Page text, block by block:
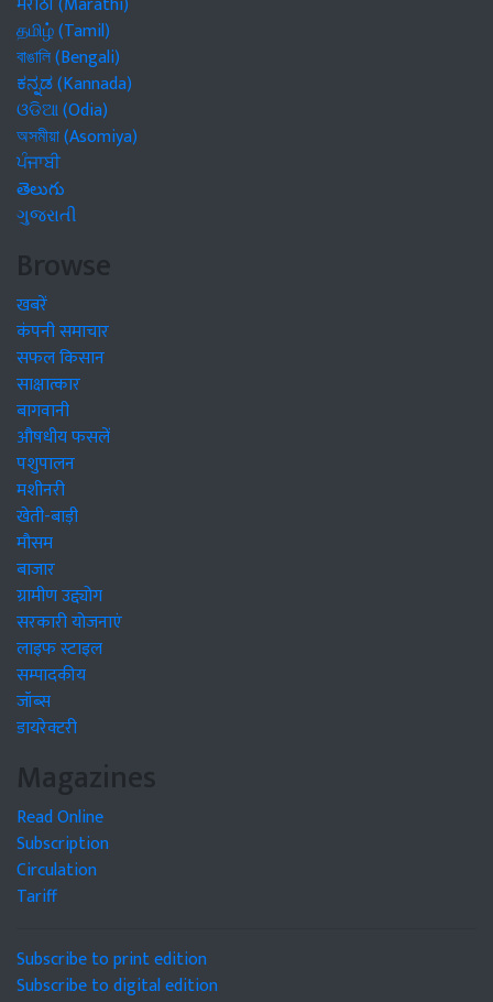
தமிழ் (Tamil)
বাঙালি (Bengali)
ಕನ್ನಡ (Kannada)
ଓଡିଆ (Odia)
অসমীয়া (Asomiya)
ਪੰਜਾਬੀ
తెలుగు
ગુજરાતી
Browse
खबरें
कंपनी समाचार
सफल किसान
साक्षात्कार
बागवानी
औषधीय फसलें
पशुपालन
मशीनरी
खेती-बाड़ी
मौसम
बाजार
ग्रामीण उद्द्योग
सरकारी योजनाएं
लाइफ स्टाइल
सम्पादकीय
जॉब्स
डायरेक्टरी
Magazines
Read Online
Subscription
Circulation
Tariff
Subscribe to print edition
Subscribe to digital edition